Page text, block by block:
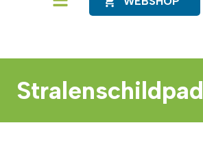
Stralenschildpad